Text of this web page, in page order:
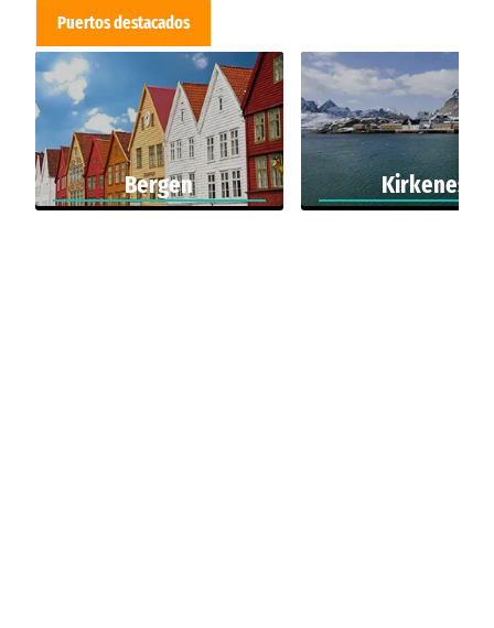
Puertos destacados
Bergen Kirkenes